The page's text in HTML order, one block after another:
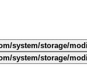
system/storage/
system/storage/